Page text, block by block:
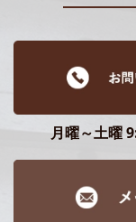
月曜～土曜